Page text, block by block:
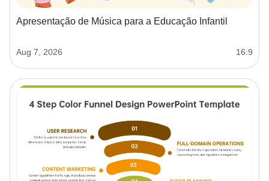
Apresentação de Música para a Educação Infantil
Aug 7, 2026 16:9